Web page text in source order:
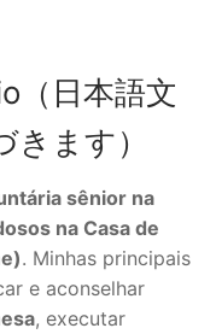
（日本語文
ます）
sênior na
na Casa de
. Minhas principais
e aconselhar
, executar